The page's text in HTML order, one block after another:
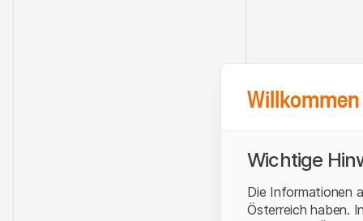
Wichtige
Die Informationen
Österreich haben.